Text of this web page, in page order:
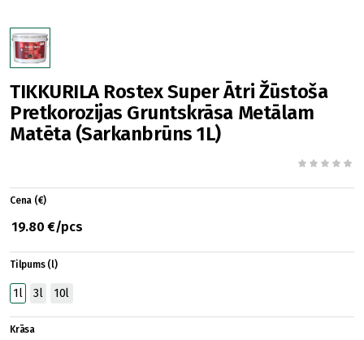
TIKKURILA Rostex Super Ātri Žūstoša
Pretkorozijas Gruntskrāsa Metālam
Matēta (Sarkanbrūns 1L)
Cena (€)
19.80 €/pcs
Tilpums (l)
1l 3l 10l
Krāsa